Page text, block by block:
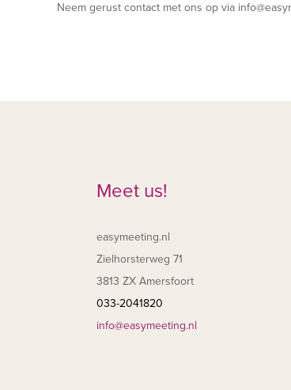
Neem gerust contact met ons op via
Meet us!
easymeeting.nl
Zielhorsterweg 71
3813 ZX Amersfoort
033-2041820
info@easymeeting.nl